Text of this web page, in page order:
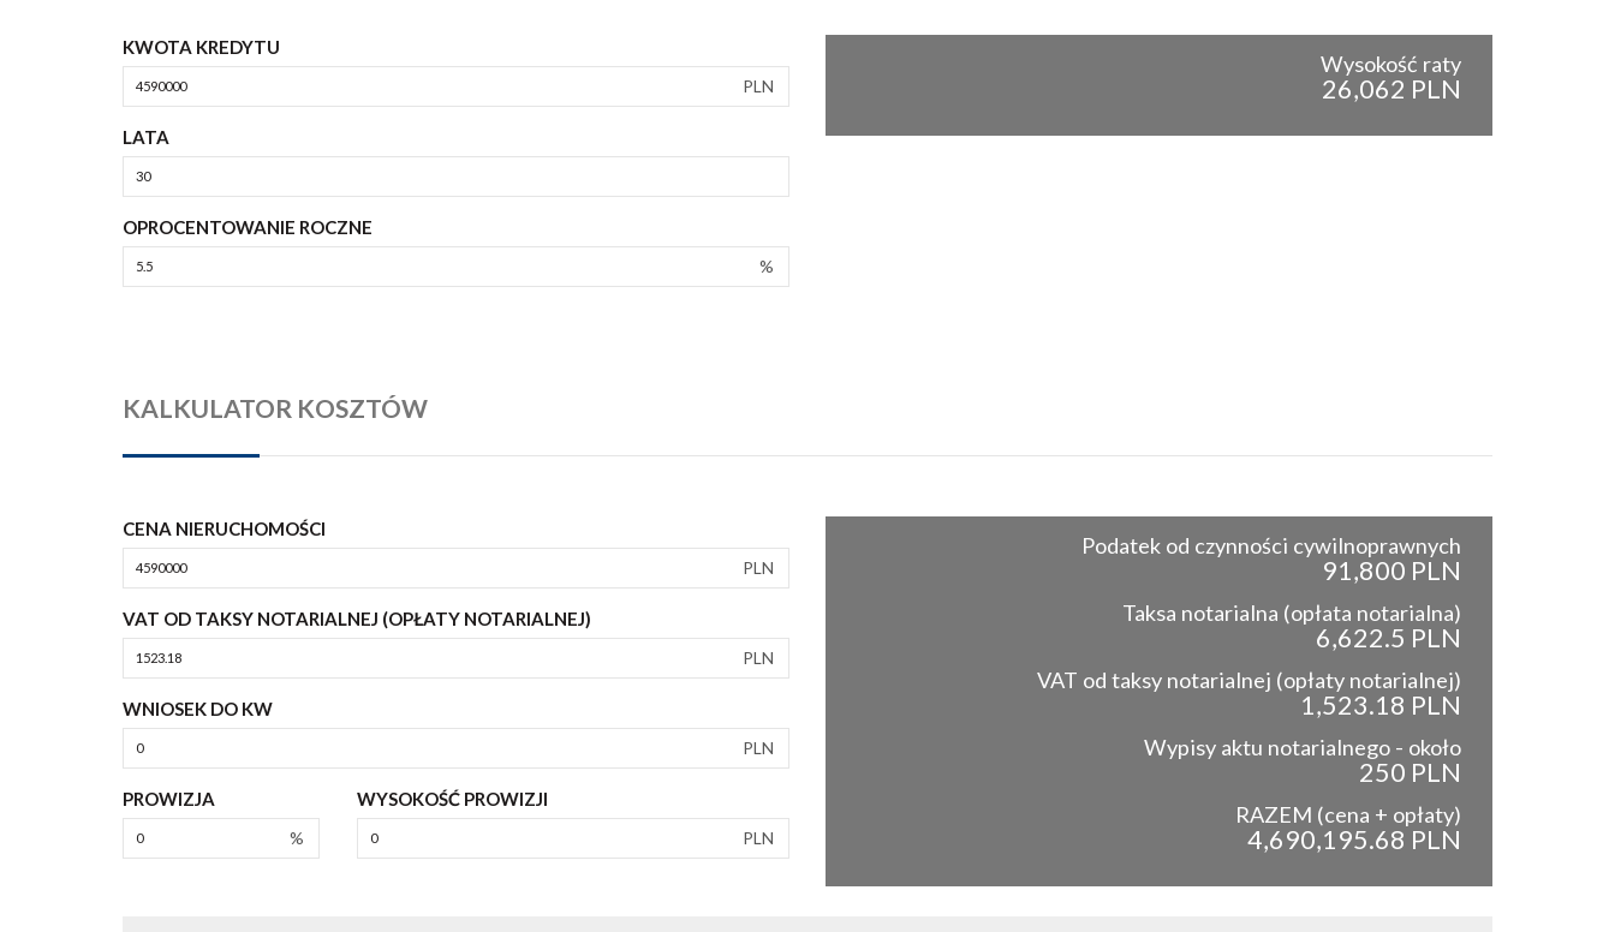
KWOTA KREDYTU
PLN
LATA
OPROCENTOWANIE ROCZNE
%
Wysokość raty
26,062 PLN
KALKULATOR KOSZTÓW
CENA NIERUCHOMOŚCI
PLN
VAT OD TAKSY NOTARIALNEJ (OPŁATY NOTARIALNEJ)
PLN
WNIOSEK DO KW
PLN
PROWIZJA
%
WYSOKOŚĆ PROWIZJI
PLN
Podatek od czynności cywilnoprawnych
91,800 PLN
Taksa notarialna (opłata notarialna)
6,622.5 PLN
VAT od taksy notarialnej (opłaty notarialnej)
1,523.18 PLN
Wypisy aktu notarialnego - około
250 PLN
RAZEM (cena + opłaty)
4,690,195.68 PLN